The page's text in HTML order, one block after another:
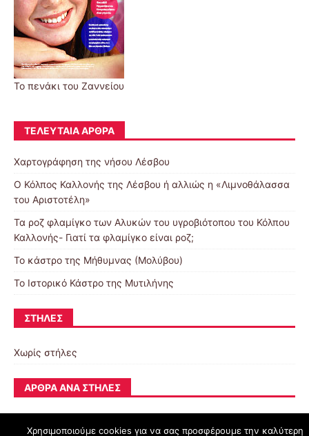
Το πενάκι του Ζαννείου
ΤΕΛΕΥΤΑΊΑ ΆΡΘΡΑ
Χαρτογράφηση της νήσου Λέσβου
Ο Κόλπος Καλλονής της Λέσβου ή αλλιώς η «Λιμνοθάλασσα
του Αριστοτέλη»
Τα ροζ φλαμίγκο των Αλυκών του υγροβιότοπου του Κόλπου
Καλλονής- Γιατί τα φλαμίγκο είναι ροζ;
To κάστρο της Μήθυμνας (Μολύβου)
Το Ιστορικό Κάστρο της Μυτιλήνης
ΣΤΉΛΕΣ
Χωρίς στήλες
ΆΡΘΡΑ ΑΝΆ ΣΤΉΛΕΣ
Χρησιμοποιούμε cookies για να σας προσφέρουμε την καλύτερη